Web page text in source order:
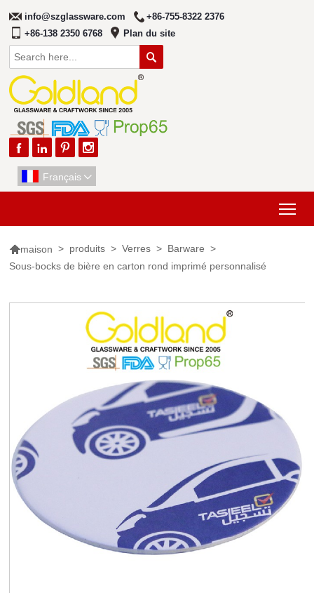
info@szglassware.com
+86-755-8322 2376
+86-138 2350 6768
Plan du site

   
Français 
maison > produits > Verres > Barware >
Sous-bocks de bière en carton rond imprimé personnalisé